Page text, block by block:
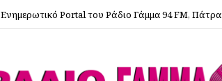
Ενημερωτικό Portal του Ράδιο Γάμμα 94 FM, Πάτρα